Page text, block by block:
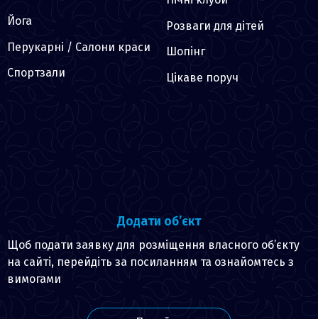
Йога
Перукарні / Салони краси
Спортзали
Розваги для дітей
Шопінг
Цікаве поруч
Додати об’єкт
Щоб подати заявку для розміщення власного об’єкту
на сайті, перейдіть за посиланням та ознайомтесь з
вимогами